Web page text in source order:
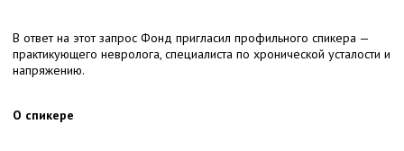
В ответ на этот запрос Фонд пригласил профильного спикера —
практикующего невролога, специалиста по хронической усталости и
напряжению.
О спикере